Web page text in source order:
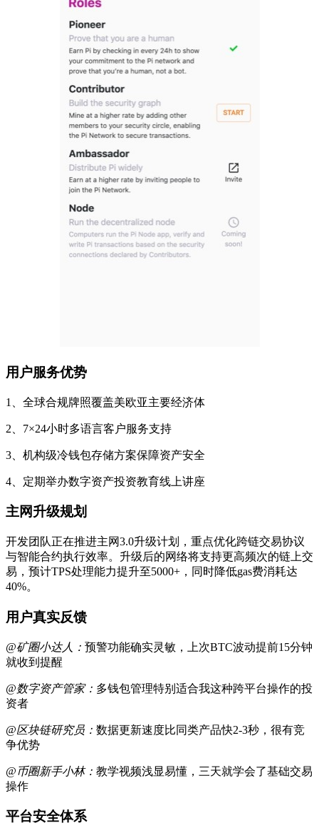
用户服务优势
1、全球合规牌照覆盖美欧亚主要经济体
2、7×24小时多语言客户服务支持
3、机构级冷钱包存储方案保障资产安全
4、定期举办数字资产投资教育线上讲座
主网升级规划
开发团队正在推进主网3.0升级计划，重点优化跨链交易协议
与智能合约执行效率。升级后的网络将支持更高频次的链上交
易，预计TPS处理能力提升至5000+，同时降低gas费消耗达
40%。
用户真实反馈
@矿圈小达人： 预警功能确实灵敏，上次BTC波动提前15分钟
就收到提醒
@数字资产管家： 多钱包管理特别适合我这种跨平台操作的投
资者
@区块链研究员： 数据更新速度比同类产品快2-3秒，很有竞
争优势
@币圈新手小林： 教学视频浅显易懂，三天就学会了基础交易
操作
平台安全体系